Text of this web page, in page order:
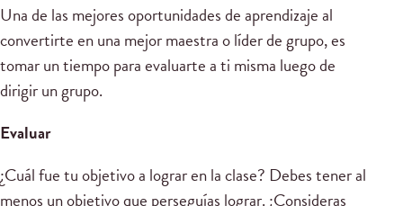
Una de las mejores oportunidades de aprendizaje al
convertirte en una mejor maestra o líder de grupo, es
tomar un tiempo para evaluarte a ti misma luego de
dirigir un grupo.
Evaluar
¿Cuál fue tu objetivo a lograr en la clase? Debes tener al
menos un objetivo que perseguías lograr. ¿Consideras